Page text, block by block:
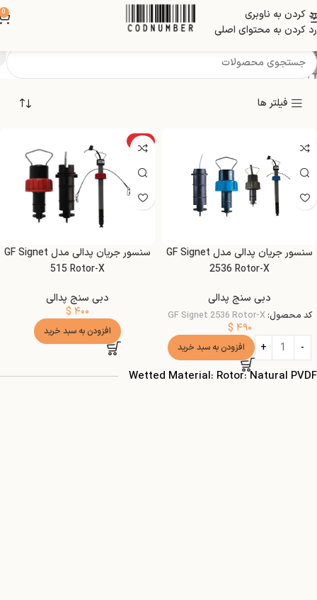
رد کردن به ناوبری
رد کردن به محتوای اصلی
0
Rotor: Natural PVDF
فیلتر ها
سنسور جریان پدالی مدل GF Signet
2536 Rotor-X
دبی سنج پدالی
کد محصول:GF Signet 2536 Rotor-X
$ ۴۹۰
افزودن به سبد خرید
ویژه
سنسور جریان پدالی مدل GF Signet
515 Rotor-X
دبی سنج پدالی
$ ۴۰۰
افزودن به سبد خرید
Wetted Material: Rotor: Natural PVDF